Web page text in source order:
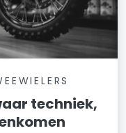
techniek,